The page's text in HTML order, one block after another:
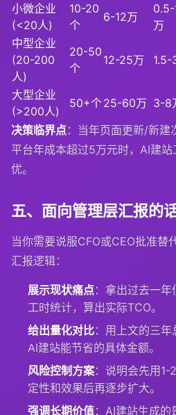
小微企业
(<20人)
10-20
个
6-12万
0.5-
万
中型企业
(20-200
人)
20-50
个
12-25万 1.5-
大型企业
(>200人)
50+个25-60万 3-8
决策临界点：当年页面更新/新
平台年成本超过5万元时，AI建站
优。
五、面向管理层汇报的
当你需要说服CFO或CEO批准替
汇报逻辑：
展示现状痛点：拿出过去一
工时统计，算出实际TCO。
给出量化对比：用上文的三
AI建站能节省的具体金额。
风险控制方案：说明会先用1-
定性和效果后再逐步扩大。
强调长期价值：AI建站生成